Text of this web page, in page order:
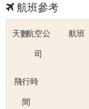
航班參考
天數航空公
司
航班
飛行時
間